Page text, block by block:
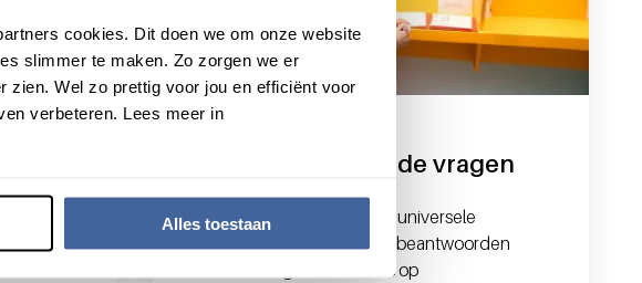
cookies. Dit doen we om onze website
slimmer te maken. Zo zorgen we er
zien. Wel zo prettig voor jou en efficiënt voor
verbeteren. Lees meer in
Alles toestaan
Alle donors dezelfde vragen
In 2024 voerde Sanquin de universele
risicoanalyse in. Alle donors beantwoorden
dezelfde vragen om risico’s op